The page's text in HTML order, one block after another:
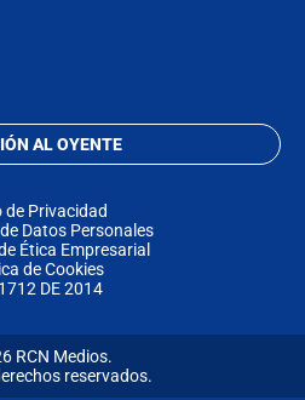
AL OYENTE
de Privacidad
Datos Personales
Ética Empresarial
de Cookies
DE 2014
RCN Medios.
reservados.